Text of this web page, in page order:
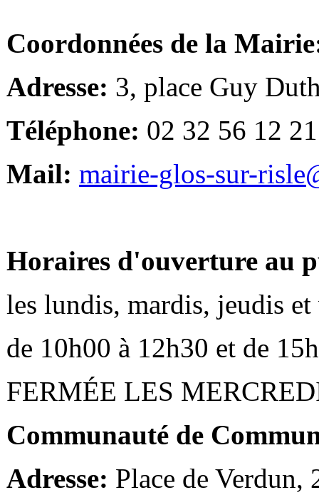
Coordonnées de la
Adresse: 3, place Guy
Téléphone: 02 32 56 12 21
Mail: mairie-glos-sur-
Horaires d'ouverture au
les lundis, mardis, jeudis et
de 10h00 à 12h30 et de
FERMÉE LES
Communauté de
Adresse: Place de Verdun,